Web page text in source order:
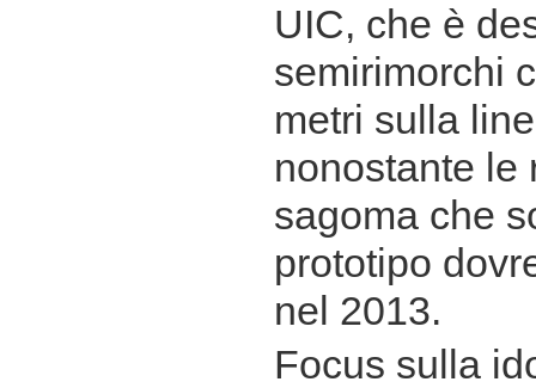
UIC, che è
semirimorchi
metri sulla
nonostante le
sagoma che
prototipo
nel 2013.
Focus sulla